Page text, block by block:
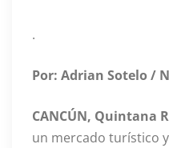
.
Por: Adrian Sotelo /
CANCÚN, Quintana
un mercado turístico